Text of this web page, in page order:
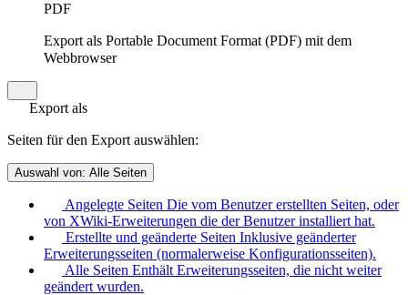
PDF
Export als Portable Document Format (PDF) mit dem
Webbrowser
Export als
Seiten für den Export auswählen:
Auswahl von: Alle Seiten
Angelegte Seiten Die vom Benutzer erstellten Seiten, oder
von XWiki-Erweiterungen die der Benutzer installiert hat.
Erstellte und geänderte Seiten Inklusive geänderter
Erweiterungsseiten (normalerweise Konfigurationsseiten).
Alle Seiten Enthält Erweiterungsseiten, die nicht weiter
geändert wurden.